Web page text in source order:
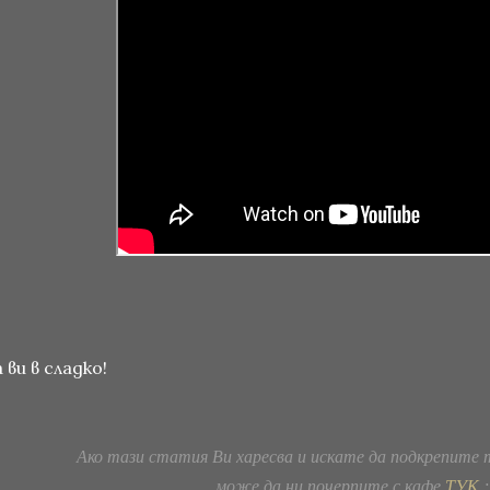
ви в сладко!
Ако тази статия Ви харесва и искате да подкрепите
може да ни почерпите с кафе ТУК